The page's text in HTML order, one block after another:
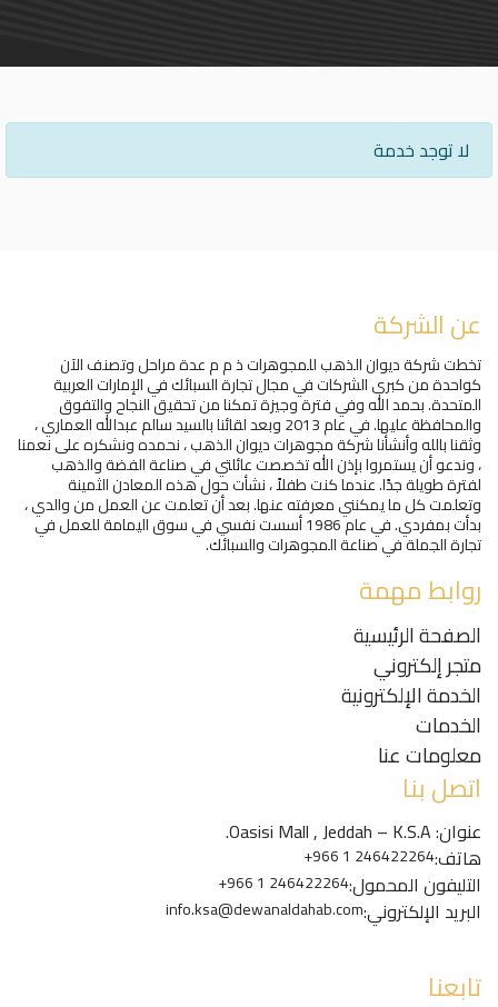
لا توجد خدمة
عن الشركة
تخطت شركة ديوان الذهب للمجوهرات ذ م م عدة مراحل وتصنف الآن
كواحدة من كبرى الشركات في مجال تجارة السبائك في الإمارات العربية
المتحدة. بحمد الله وفي فترة وجيزة تمكنا من تحقيق النجاح والتفوق
والمحافظة عليها. في عام 2013 وبعد لقائنا بالسيد سالم عبدالله العماري ،
وثقنا بالله وأنشأنا شركة مجوهرات ديوان الذهب ، نحمده ونشكره على نعمنا
، وندعو أن يستمروا بإذن الله تخصصت عائلتي في صناعة الفضة والذهب
لفترة طويلة جدًا. عندما كنت طفلاً ، نشأت حول هذه المعادن الثمينة
وتعلمت كل ما يمكنني معرفته عنها. بعد أن تعلمت عن العمل من والدي ،
بدأت بمفردي. في عام 1986 أسست نفسي في سوق اليمامة للعمل في
تجارة الجملة في صناعة المجوهرات والسبائك.
روابط مهمة
الصفحة الرئيسية
متجر إلكتروني
الخدمة الإلكترونية
الخدمات
معلومات عنا
اتصل بنا
عنوان: Oasisi Mall , Jeddah – K.S.A.
هاتف:+966 1 246422264
التليفون المحمول:+966 1 246422264
البريد الإلكتروني:info.ksa@dewanaldahab.com
تابعنا